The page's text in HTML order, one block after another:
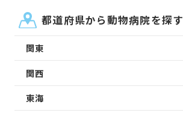
都道府県から動物病院を探す
関東
関西
東海